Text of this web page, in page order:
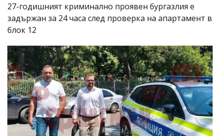
27-годишният криминално проявен бургазлия е
задържан за 24 часа след проверка на апартамент в
блок 12